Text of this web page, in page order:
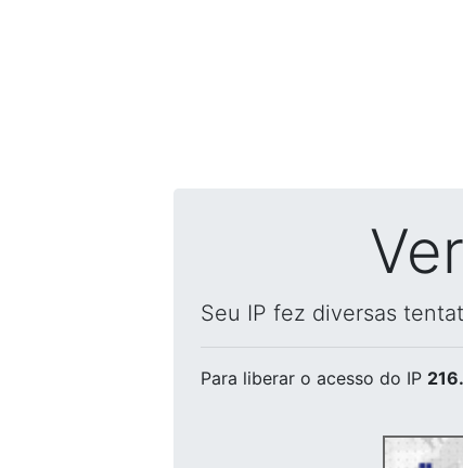
Seu IP fez diversas
Para liberar o acesso do IP